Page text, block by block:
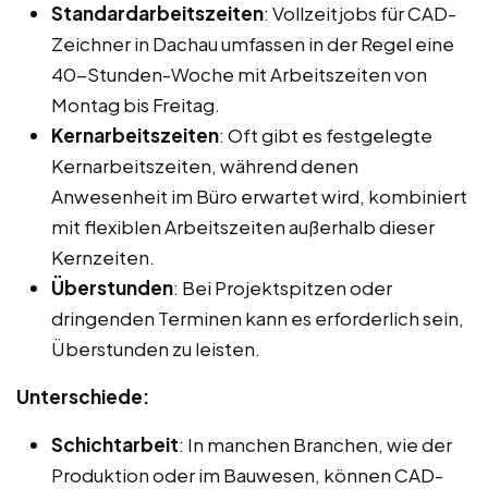
Standardarbeitszeiten: Vollzeitjobs für CAD-
Zeichner in Dachau umfassen in der Regel eine
40-Stunden-Woche mit Arbeitszeiten von
Montag bis Freitag.
Kernarbeitszeiten: Oft gibt es festgelegte
Kernarbeitszeiten, während denen
Anwesenheit im Büro erwartet wird, kombiniert
mit flexiblen Arbeitszeiten außerhalb dieser
Kernzeiten.
Überstunden: Bei Projektspitzen oder
dringenden Terminen kann es erforderlich sein,
Überstunden zu leisten.
Unterschiede:
Schichtarbeit: In manchen Branchen, wie der
Produktion oder im Bauwesen, können CAD-